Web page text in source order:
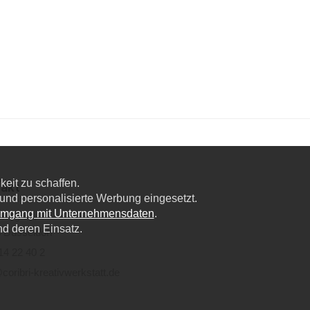
6a,
Düsseldorf
zu schaffen.
personalisierte Werbung eingesetzt.
mit Unternehmensdaten.
deren Einsatz.